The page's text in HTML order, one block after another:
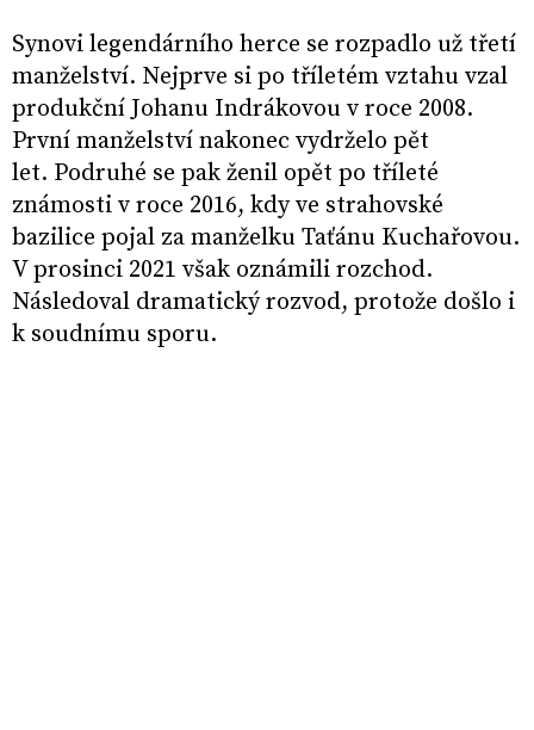
Synovi legendárního herce se rozpadlo už třetí
manželství. Nejprve si po tříletém vztahu vzal
produkční Johanu Indrákovou v roce 2008.
První manželství nakonec vydrželo pět
let. Podruhé se pak ženil opět po tříleté
známosti v roce 2016, kdy ve strahovské
bazilice pojal za manželku Taťánu Kuchařovou.
V prosinci 2021 však oznámili rozchod.
Následoval dramatický rozvod, protože došlo i
k soudnímu sporu.